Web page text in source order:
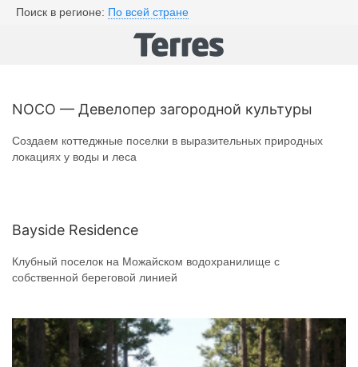
Поиск в регионе: По всей стране
NOCO — Девелопер загородной культуры
Создаем коттеджные поселки в выразительных природных
локациях у воды и леса
Bayside Residence
Клубный поселок на Можайском водохранилище с
собственной береговой линией